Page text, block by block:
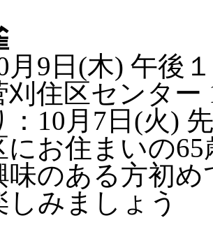
月9日(木) 午後
住区センター
10月7日(火)
にお住まいの
味のある方初め
しみましょう